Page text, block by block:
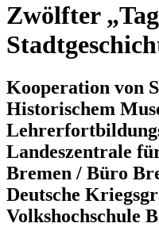
Zwölfter
Kooperation von
Historischem
Landeszentrale
Bremen / Büro
Deutsche
Volkshochschule